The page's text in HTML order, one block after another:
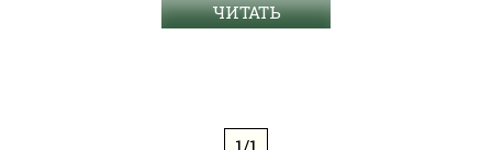
ЧИТАТЬ